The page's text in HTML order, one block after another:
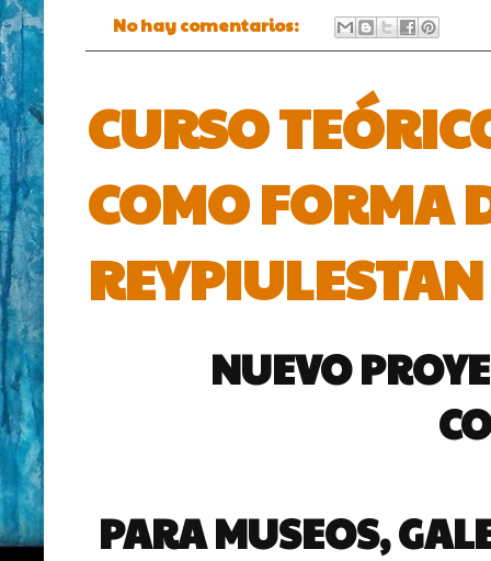
No hay comentarios:
CURSO
COMO FORMA
NUEVO
PARA MUSEOS,